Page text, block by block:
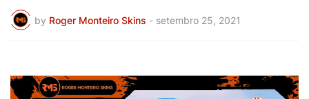
by Roger Monteiro Skins - setembro 25, 2021